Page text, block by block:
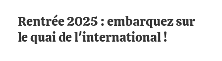
Rentrée 2025 : embarquez sur
le quai de l'international !